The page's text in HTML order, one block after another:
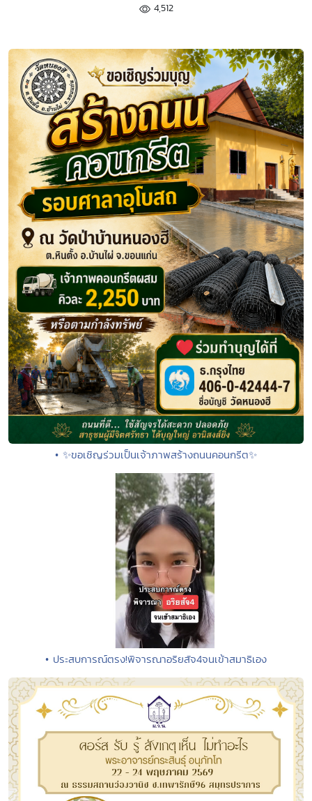
4,512
• ✨ขอเชิญร่วมเป็นเจ้าภาพสร้างถนนคอนกรีต✨
• ประสบการณ์ตรง!พิจารณาอริยสัจ4จนเข้าสมาธิเอง